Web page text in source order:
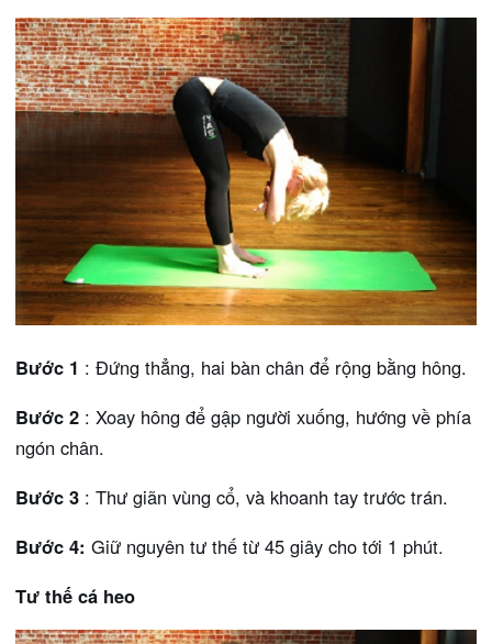
Bước 1 : Đứng thẳng, hai bàn chân để rộng bằng hông.
Bước 2 : Xoay hông để gập người xuống, hướng về phía
ngón chân.
Bước 3 : Thư giãn vùng cổ, và khoanh tay trước trán.
Bước 4: Giữ nguyên tư thế từ 45 giây cho tới 1 phút.
Tư thế cá heo